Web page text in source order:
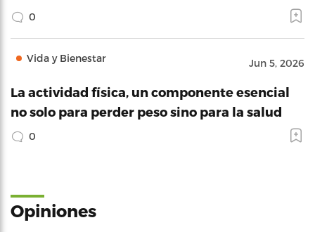
0
Vida y Bienestar Jun 5, 2026
La actividad física, un componente esencial
no solo para perder peso sino para la salud
0
Opiniones